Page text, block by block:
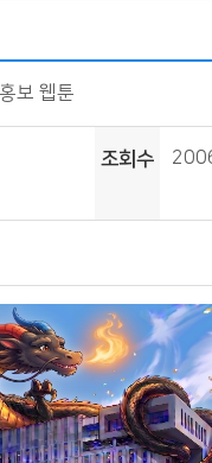
보 웹툰
조회수